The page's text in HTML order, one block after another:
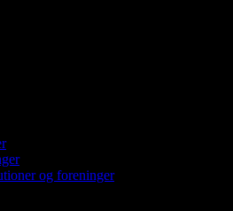
liv i fællesskaber
og foreninger